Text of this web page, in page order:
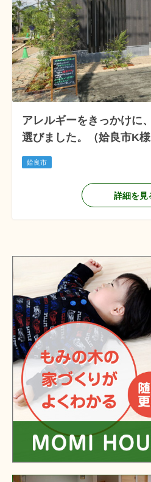
アレルギーをきっかけに
選びました。（姶良市K様
姶良市
詳細を見